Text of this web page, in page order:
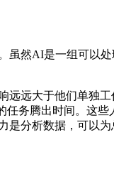
虽然AI是一组可以
远远大于他们单独
任务腾出时间。这
是分析数据，可以